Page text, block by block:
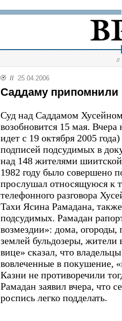
//
// 25.04.2006
Саддаму припомнили
Суд над Саддамом
возобновится 15 мая.
идет с 19 октября 2005
подписей подсудимых в
над 148 жителями
1982 году было совершено
прослушал относящуюся к
телефонного разговора
Тахи Ясина Рамадана,
подсудимых. Рамадан
возмездии»: дома,
землей бульдозеры,
вице» сказал, что
вовлеченные в покушение,
Казни не противоречили
Рамадан заявил вчера, что
роспись легко подделать.